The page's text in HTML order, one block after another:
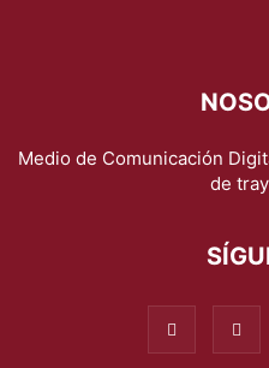
Medio de Comunicación
de